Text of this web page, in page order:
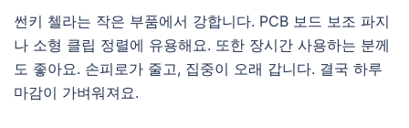
썬키 첼라는 작은 부품에서 강합니다. PCB 보드 보조 파지
나 소형 클립 정렬에 유용해요. 또한 장시간 사용하는 분께
도 좋아요. 손피로가 줄고, 집중이 오래 갑니다. 결국 하루
마감이 가벼워져요.